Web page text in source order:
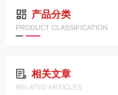
产品分类
PRODUCT CLASSIFICATION
相关文章
RELATED ARTICLES